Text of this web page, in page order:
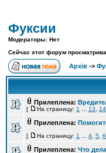
Фуксии
Модераторы: Нет
Сейчас этот форум
Архів ->
Прилеплена:
[ На страницу: 1 13 14
Прилеплена:
[
На страницу: 1 4 5 6
Прилеплена: Что